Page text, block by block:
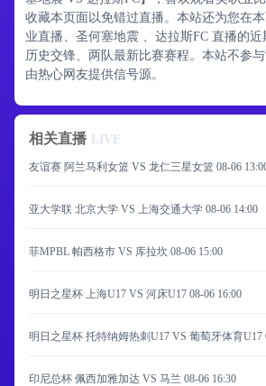
收藏本页面以免错过直播。本站还为您在
业直播、圣何塞地震 、达拉斯FC 直播的
历史交锋、两队最新比赛赛程。本站不参
由热心网友提供信号源。
相关直播 LIVE
友谊赛 阿兰马利女篮 VS 龙仁三星女篮 08-06
亚大学联 北京大学 VS 上海交通大学 08-06 14:00
菲MPBL 帕西格市 VS 库拉坎 08-06 15:00
明日之星杯 上海U17 VS 河床U17 08-06 16:00
明日之星杯 托特纳姆热刺U17 VS 葡萄牙体育U17
印尼总杯 佩西加雅加达 VS 马兰 08-06 16:30